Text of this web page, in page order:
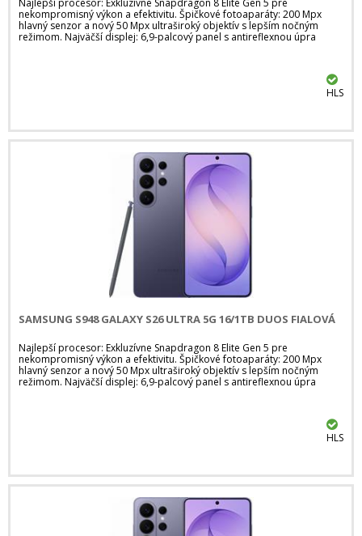
Najlepší procesor: Exkluzívne Snapdragon 8 Elite Gen 5 pre
nekompromisný výkon a efektivitu. Špičkové fotoaparáty: 200 Mpx
hlavný senzor a nový 50 Mpx ultraširoký objektív s lepším nočným
režimom. Najväčší displej: 6,9-palcový panel s antireflexnou úpra
HLS
SAMSUNG S948 GALAXY S26 ULTRA 5G 16/1TB DUOS FIALOVÁ
Najlepší procesor: Exkluzívne Snapdragon 8 Elite Gen 5 pre
nekompromisný výkon a efektivitu. Špičkové fotoaparáty: 200 Mpx
hlavný senzor a nový 50 Mpx ultraširoký objektív s lepším nočným
režimom. Najväčší displej: 6,9-palcový panel s antireflexnou úpra
HLS